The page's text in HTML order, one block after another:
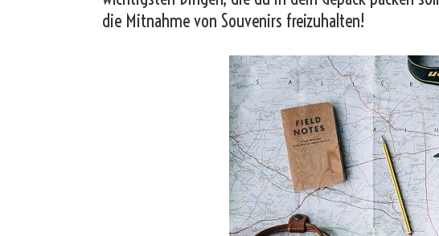
die Mitnahme von Souvenirs freizuhalten!